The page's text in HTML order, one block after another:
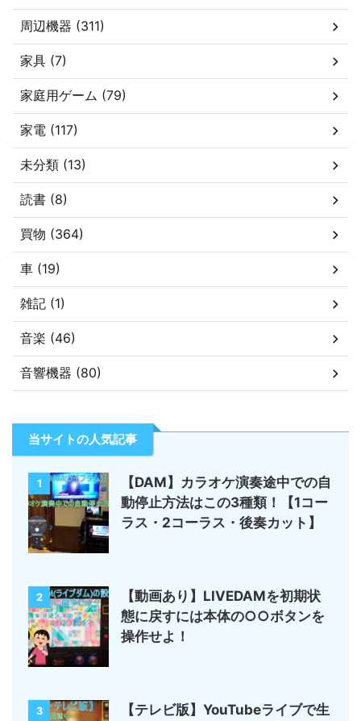
周辺機器 (311)
家具 (7)
家庭用ゲーム (79)
家電 (117)
未分類 (13)
読書 (8)
買物 (364)
車 (19)
雑記 (1)
音楽 (46)
音響機器 (80)
当サイトの人気記事
1
【DAM】カラオケ演奏途中での自
動停止方法はこの3種類！【1コー
ラス・2コーラス・後奏カット】
2
【動画あり】LIVEDAMを初期状
態に戻すには本体の○○ボタンを
操作せよ！
3
【テレビ版】YouTubeライブで生